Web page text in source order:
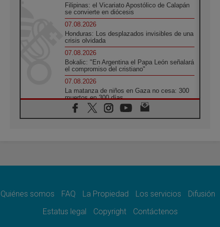
Filipinas: el Vicariato Apostólico de Calapán
se convierte en diócesis
07.08.2026
Honduras: Los desplazados invisibles de una
crisis olvidada
07.08.2026
Bokalic: "En Argentina el Papa León señalará
el compromiso del cristiano"
07.08.2026
La matanza de niños en Gaza no cesa: 300
muertos en 300 días
07.08.2026
Tagle: La guerra desfigura el mundo, solo la
como misión al servicio del Evangelio
SIGNIS 2026, dar voz a las religiosas en el
Quiénes somos FAQ La Propiedad Los servicios
Difusión
Estatus legal
Copyright Contáctenos